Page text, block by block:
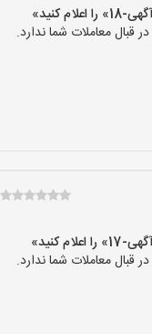
معاملات شما ندارد.
معاملات شما ندارد.